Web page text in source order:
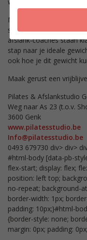
werk te belonen. Erg leuk
Met PowerSlim wordt
slecht humeur. Wil jij ook
afslank-coaches staan
stap naar je ideale
ook hoe je dit gewicht
Maak gerust een
Pilates & Afslankstudio
Weg naar As 23 (t.o.v.
3600 Genk
www.pilatesstudio.be
Info@pilatesstudio.be
0493 679730 div> div>
#html-body [data-pb-
flex-start; display: flex;
position: left top;
no-repeat; background-
border-width: 1px;
padding: 10px;}#html-
{border-style: none;
margin: 0px; padding: